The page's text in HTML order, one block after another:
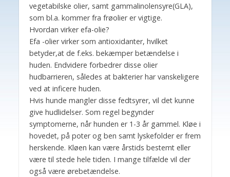
vegetabilske olier, samt gammalinolensyre(GLA),
som bl.a. kommer fra frøolier er vigtige.
Hvordan virker efa-olie?
Efa -olier virker som antioxidanter, hvilket
betyder,at de f.eks. bekæmper betændelse i
huden. Endvidere forbedrer disse olier
hudbarrieren, således at bakterier har vanskeligere
ved at inficere huden.
Hvis hunde mangler disse fedtsyrer, vil det kunne
give hudlidelser. Som regel begynder
symptomerne, når hunden er 1-3 år gammel. Kløe i
hovedet, på poter og ben samt lyskefolder er frem
herskende. Kløen kan være årstids bestemt eller
være til stede hele tiden. I mange tilfælde vil der
også være ørebetændelse.